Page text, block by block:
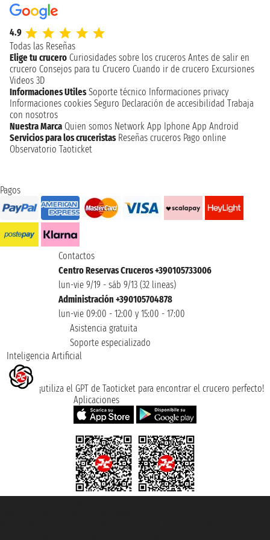
4.9
Todas las Reseñas
Elige tu crucero Curiosidades sobre los cruceros Antes de salir en
crucero Consejos para tu Crucero Cuando ir de crucero Excursiones
Videos 3D
Informaciones Utiles Soporte técnico Informaciones privacy
Informaciones cookies Seguro Declaración de accesibilidad Trabaja
con nosotros
Nuestra Marca Quien somos Network App Iphone App Android
Servicios para los cruceristas Reseñas cruceros Pago online
Observatorio Taoticket
Pagos
Contactos
Centro Reservas Cruceros +390105733006
lun-vie 9/19 - sáb 9/13 (32 lineas)
Administración +390105704878
lun-vie 09:00 - 12:00 y 15:00 - 17:00
Asistencia gratuita
Soporte especializado
Inteligencia Artificial
¡utiliza el GPT de Taoticket para encontrar el crucero perfecto!
Aplicaciones